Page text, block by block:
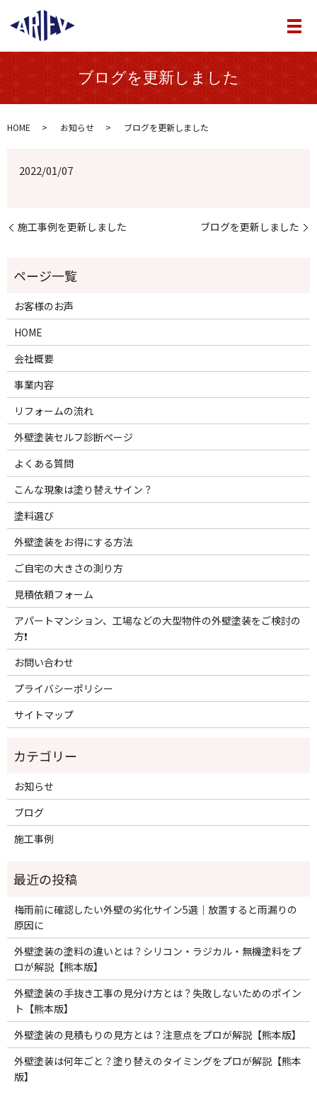
メ
ブログを更新しました
HOME お知らせ ブログを更新しました
2022/01/07
施工事例を更新しました ブログを更新しました
お客様のお声
HOME
会社概要
事業内容
リフォームの流れ
外壁塗装セルフ診断ページ
よくある質問
こんな現象は塗り替えサイン？
塗料選び
外壁塗装をお得にする方法
ご自宅の大きさの測り方
見積依頼フォーム
アパートマンション、工場などの大型物件の外壁塗装をご検討の
方❗️
お問い合わせ
プライバシーポリシー
サイトマップ
お知らせ
ブログ
施工事例
梅雨前に確認したい外壁の劣化サイン5選｜放置すると雨漏りの
原因に
外壁塗装の塗料の違いとは？シリコン・ラジカル・無機塗料をプ
ロが解説【熊本版】
外壁塗装の手抜き工事の見分け方とは？失敗しないためのポイン
ト【熊本版】
外壁塗装の見積もりの見方とは？注意点をプロが解説【熊本版】
外壁塗装は何年ごと？塗り替えのタイミングをプロが解説【熊本
版】